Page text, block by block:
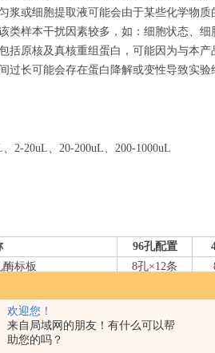
欢迎您！
来自局域网的朋友！有什么可以帮
助您的吗？
浆或细胞提取液可能会由于某些化学物质
类样本干扰因素较多，如：细胞状态、细
括原核及真核重组蛋白，可能因为与本产
过长可能会存在蛋白降解或变性导致实验
2-20uL、20-200uL、200-1000uL
96孔配置
酶标板
8孔×12条
稀释液
抗体-HRP
10mL
涤缓冲液